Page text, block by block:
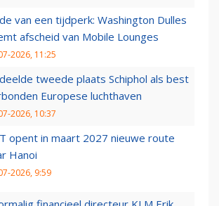
van een tijdperk: Washington Dulles
afscheid van Mobile Lounges
2026, 11:25
tweede plaats Schiphol als best
Europese luchthaven
2026, 10:37
opent in maart 2027 nieuwe route
Hanoi
2026, 9:59